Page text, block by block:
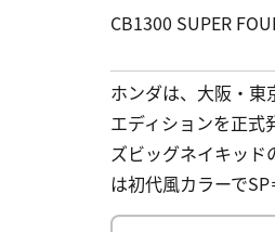
CB1300 SUPER
ホンダは、大阪・東
エディションを正式
ズビッグネイキッド
は初代風カラーで